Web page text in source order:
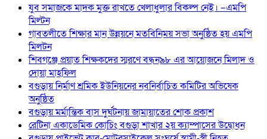
যুব সমাজকে মাদক মুক্ত রাখতে খেলাধুলার বিকল্প নেই। –এমপি
মিল্টন
‎গাবতলীতে শিক্ষার মান উন্নয়নে ‎মতবিনিময় সভা অনুষ্ঠিত হয় ‎এমপি
মিলটন
শিবগঞ্জে প্রয়াত শিক্ষকদের স্মরণে বন্ধন৯৮ এর আয়োজনে মিলাদ ও
দোয়া মাহফিল
বগুড়ায় নির্মাণ শ্রমিক ইউনিয়নের নবনির্বাচিত কমিটির অভিষেক
অনুষ্ঠিত
বগুড়ায় মর্মান্তিক বাস দুর্ঘটনায় জামায়াতের শোক প্রকাশ
রেটিনা একাডেমিক কোচিং বগুড়া শাখার ২য় ক্যাম্পাসের উদ্বোধন